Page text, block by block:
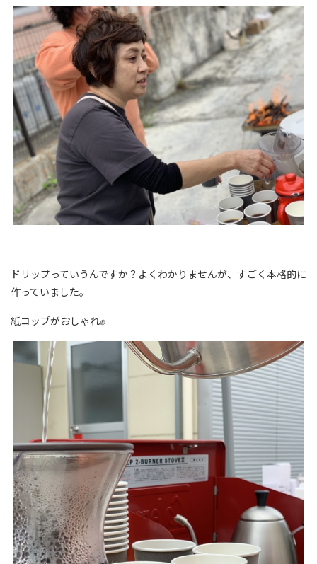
ドリップっていうんですか？よくわかりませんが、すごく本格的に
作っていました。
紙コップがおしゃれ✊